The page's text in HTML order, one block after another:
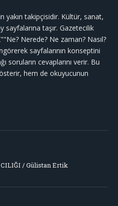
yakın takipçisidir. Kültür, sanat,
sayfalarına taşır. Gazetecilik
Nerede? Ne zaman? Nasıl?
sayfalarının konseptini
soruların cevaplarını verir. Bu
hem de okuyucunun
/ Gülistan Ertik